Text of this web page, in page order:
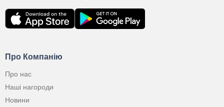
Про Компанію
Про нас
Наші нагороди
Новини